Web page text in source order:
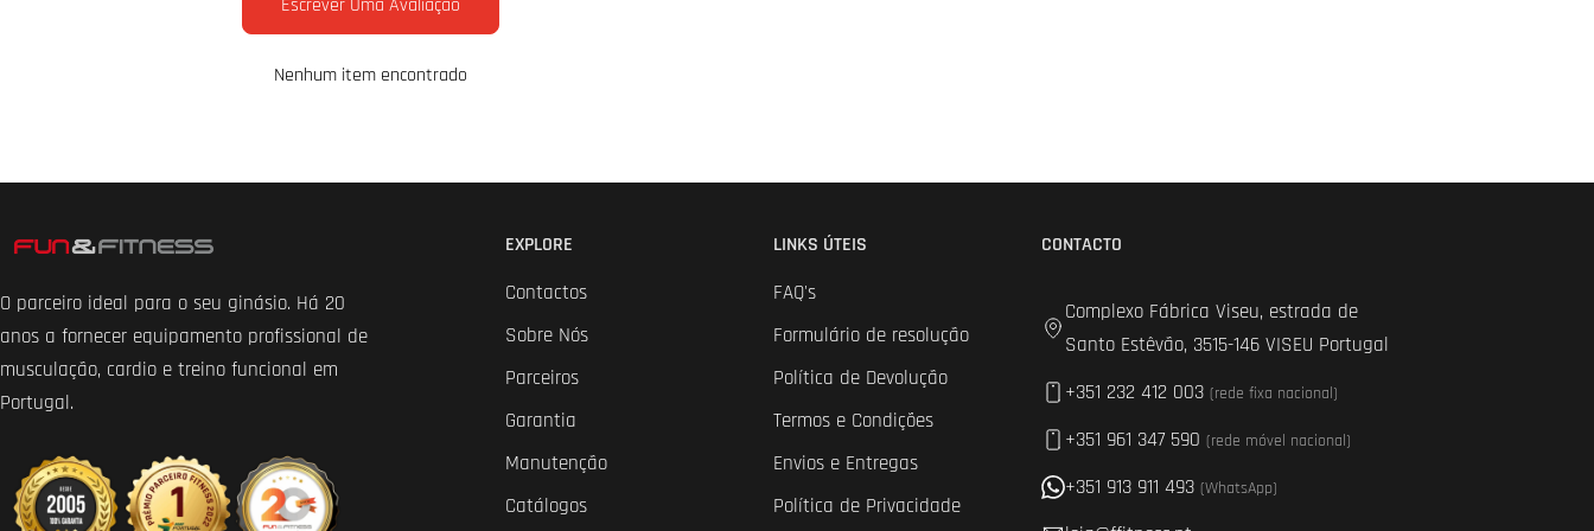
Escrever Uma Avaliação
Nenhum item encontrado
O parceiro ideal para o seu ginásio. Há 20
anos a fornecer equipamento profissional de
musculação, cardio e treino funcional em
Portugal.
EXPLORE
Contactos
Sobre Nós
Parceiros
Garantia
Manutenção
Catálogos
LINKS ÚTEIS
FAQ's
Formulário de resolução
Política de Devolução
Termos e Condições
Envios e Entregas
Política de Privacidade
CONTACTO
Complexo Fábrica Viseu, estrada de
Santo Estêvão, 3515-146 VISEU Portugal
+351 232 412 003 (rede fixa nacional)
+351 961 347 590 (rede móvel nacional)
+351 913 911 493 (WhatsApp)